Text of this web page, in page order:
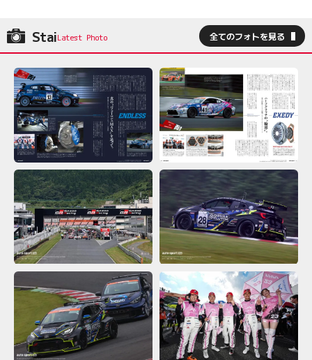
Stai 全てのフォトを見る